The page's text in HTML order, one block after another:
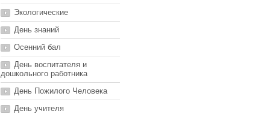
Экологические
День знаний
Осенний бал
День воспитателя и
дошкольного работника
День Пожилого Человека
День учителя